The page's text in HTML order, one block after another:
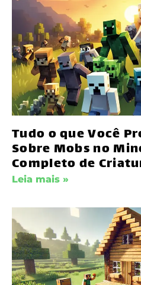
Tudo o que Você
Sobre Mobs no
Completo de
Leia mais »